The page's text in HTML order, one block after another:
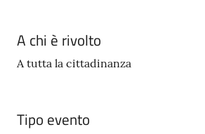
A chi è rivolto
A tutta la cittadinanza
Tipo evento